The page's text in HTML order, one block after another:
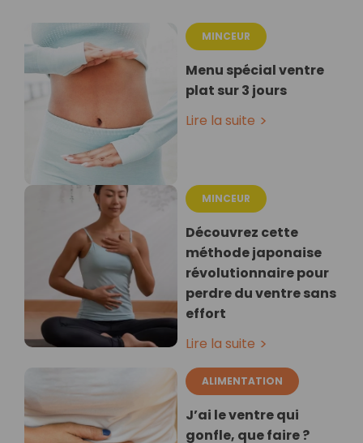
MINCEUR
Menu spécial ventre
plat sur 3 jours
Lire la suite
MINCEUR
Découvrez cette
méthode japonaise
révolutionnaire pour
perdre du ventre sans
effort
Lire la suite
ALIMENTATION
J’ai le ventre qui
gonfle, que faire ?